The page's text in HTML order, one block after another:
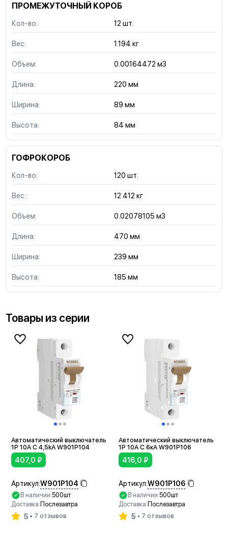
ПРОМЕЖУТОЧНЫЙ КОРОБ
Кол-во: 12 шт.
Вес: 1.194 кг
Объем: 0.00164472 м3
Длина: 220 мм
Ширина: 89 мм
Высота: 84 мм
ГОФРОКОРОБ
Кол-во: 120 шт.
Вес: 12.412 кг
Объем: 0.02078105 м3
Длина: 470 мм
Ширина: 239 мм
Высота: 185 мм
Товары из серии
Автоматический выключатель
1P 10A C 4,5kА W901P104
407,0 ₽
Артикул:W901P104
В наличии:500шт
Доставка: Послезавтра
5 7 отзывов
Автоматический выключатель
1P 10A C 6кА W901P106
416,0 ₽
Артикул:W901P106
В наличии:500шт
Доставка: Послезавтра
5 7 отзывов